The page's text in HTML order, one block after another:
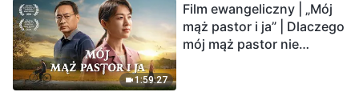
1:59:27
Film ewangeliczny | „Mój
mąż pastor i ja” | Dlaczego
mój mąż pastor nie